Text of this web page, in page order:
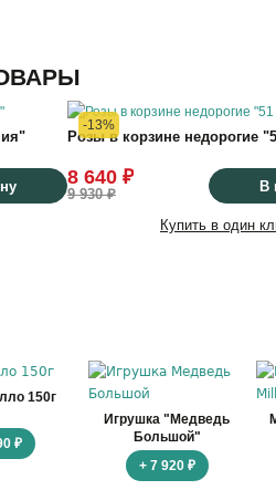
-13%
Розы в корзине недорогие
8 640 ₽
9 930 ₽ В
Купить в один
150г
₽
Игрушка "Медведь
Большой"
+ 7 920 ₽